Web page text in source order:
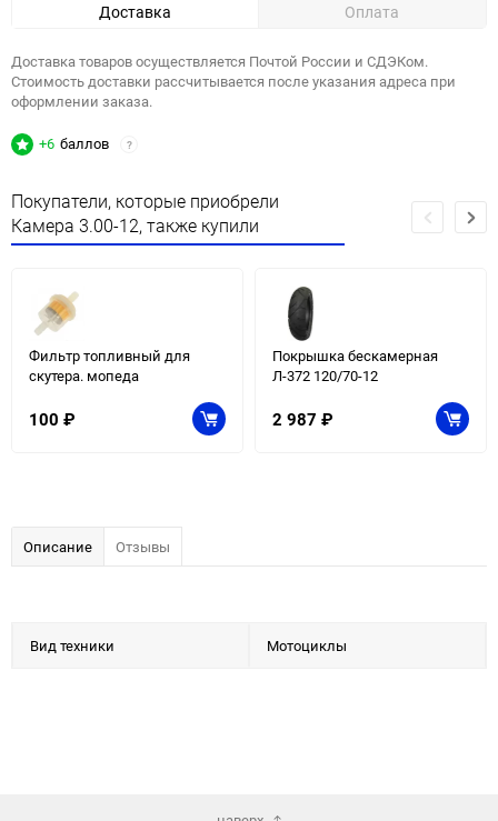
Доставка Оплата
Доставка товаров осуществляется Почтой России и СДЭКом.
Стоимость доставки рассчитывается после указания адреса при
оформлении заказа.
+6 баллов ?
Покупатели, которые приобрели
Камера 3.00-12, также купили
Фильтр топливный для
скутера. мопеда
100 ₽
Покрышка бескамерная
Л-372 120/70-12
2 987 ₽
Описание Отзывы
Вид техники Мотоциклы